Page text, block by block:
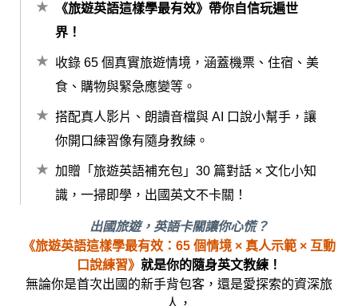
《旅遊英語這樣學最有效》帶你自信玩遍世
界！
收錄 65 個真實旅遊情境，涵蓋機票、住宿、美
食、購物與緊急應變等。
搭配真人影片、朗讀音檔與 AI 口說小幫手，讓
你開口練習像有隨身教練。
加贈「旅遊英語補充包」30 篇對話 × 文化小知
識，一掃即學，出國英文不卡關！
出國旅遊，英語卡關讓你心慌？
《旅遊英語這樣學最有效：65 個情境 × 真人示範 × 互動
口說練習》 就是你的隨身英文教練！
無論你是首次出國的新手背包客，還是愛探索的資深旅
人，